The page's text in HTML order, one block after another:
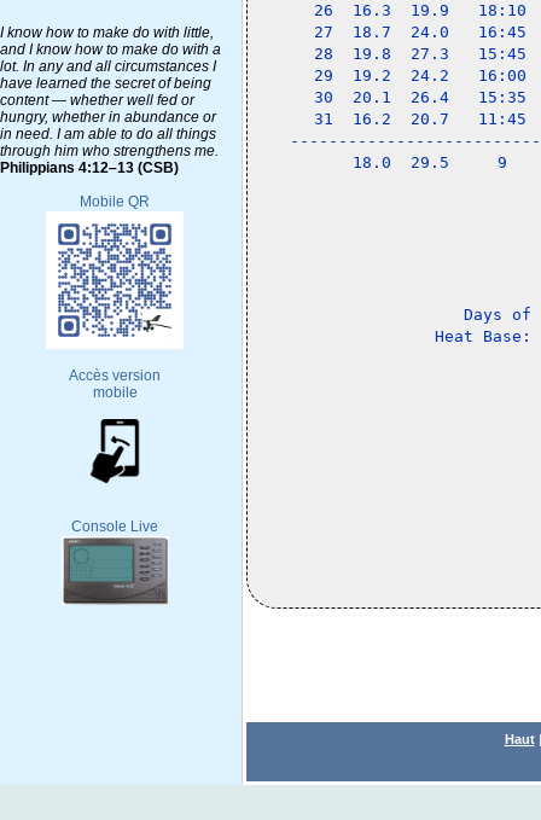
I know how to make do with little,
and I know how to make do with a
lot. In any and all circumstances I
have learned the secret of being
content — whether well fed or
hungry, whether in abundance or
in need. I am able to do all things
through him who strengthens me.
Philippians 4:12–13 (CSB)
Mobile QR
Accès version
mobile
Console Live
26  16.3  19.9
27  18.7  24.0
28  19.8  27.3
29  19.2  24.2
30  20.1  26.4
31  16.2  20.7
18.0  29.5     9
Days of
Haut